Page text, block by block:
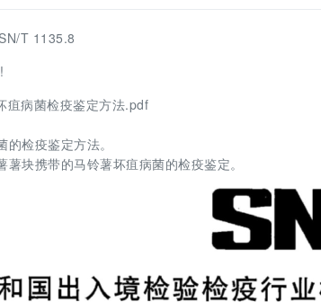
SN/T 1135.8
病菌检疫鉴定方法.pdf
检疫鉴定方法。
块携带的马铃薯坏疽病菌的检疫鉴定。